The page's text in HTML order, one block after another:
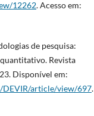
12262. Acesso em:
de pesquisa:
Revista
Disponível em:
DEVIR/article/view/697.